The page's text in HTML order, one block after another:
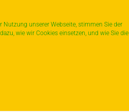
Nutzung unserer Webseite, stimmen Sie der
wie wir Cookies einsetzen, und wie Sie die